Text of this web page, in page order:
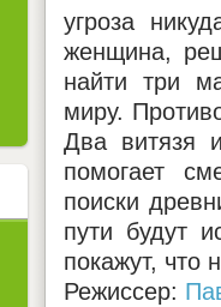
угроза
женщина,
найти три
миру.
Два витязя
помогает
поиски
пути будут
покажут, что
Режиссер: